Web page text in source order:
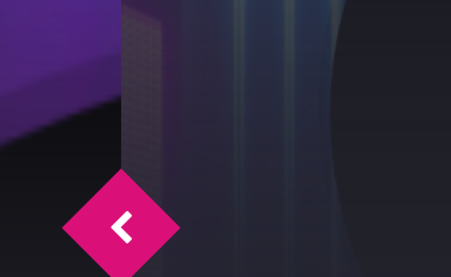
L.T. Intervista Francesco Migliore